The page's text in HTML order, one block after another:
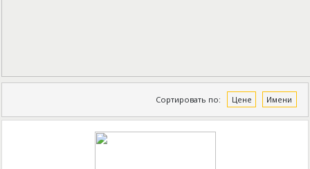
Сортировать по: Цене Имени